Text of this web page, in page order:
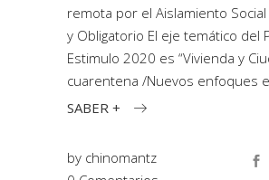
remota por el Aislamiento
y Obligatorio El eje temático del
Estimulo 2020 es “Vivienda y
cuarentena /Nuevos enfoques
SABER +
by chinomantz